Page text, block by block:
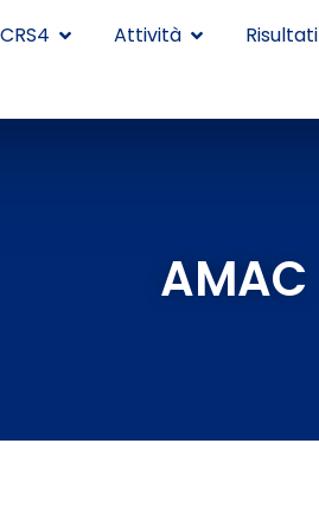
Attività Risultati
AMAC